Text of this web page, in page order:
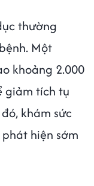
thường
Một
khoảng 2.000
giảm tích tụ
khám sức
hiện sớm